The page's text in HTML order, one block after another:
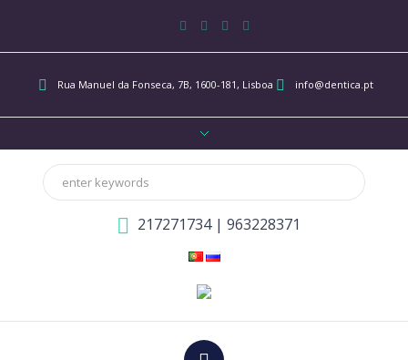
Rua Manuel da Fonseca, 7B, 1600-181, Lisboa info@dentica.pt
217271734 |963228371